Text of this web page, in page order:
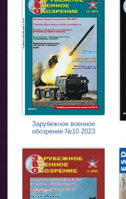
Зарубежное военное
обозрение №10 2023